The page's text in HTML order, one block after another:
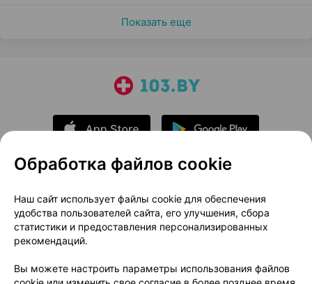
Показать еще
О проекте
Новости проекта
Размещение рекламы
Медицинский маркетинг
Публичный договор
Доставка
Способы оплаты
Вакансии Партнеры
Обработка файлов cookie
Наш сайт использует файлы cookie для обеспечения
удобства пользователей сайта, его улучшения, сбора
статистики и предоставления персонализированных
рекомендаций.
Вы можете настроить параметры использования файлов